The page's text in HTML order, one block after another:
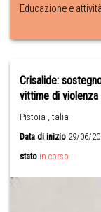
Educazione e
Crisalide:
vittime di violenza
Pistoia ,Italia
Data di inizio 29/06/
stato in corso